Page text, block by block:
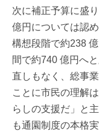
次に補正予算に盛
億円については認
構想段階で約238
間で約740 億円へ
直しもなく、総事
ことに市民の理解
らしの支援だ」と
も通園制度の本格